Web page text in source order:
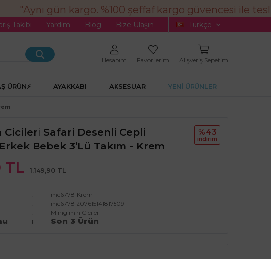
"Aynı gün kargo. %100 şeffaf kargo güvencesi ile
Takibi Yardım Blog Bize Ulaşın Türkçe
Hesabım Favorilerim Alışveriş Sepetim
ÜRÜN⚡ AYAKKABI AKSESUAR YENİ ÜRÜNLER
Cicileri Safari Desenli Cepli
Bebek 3’lü Takım - Krem
TL 1.149,90 TL
%43
i̇ndi̇ri̇m
mc6778-Krem
mc67781207615141817509
Minigimin Cicileri
Son 3 Ürün